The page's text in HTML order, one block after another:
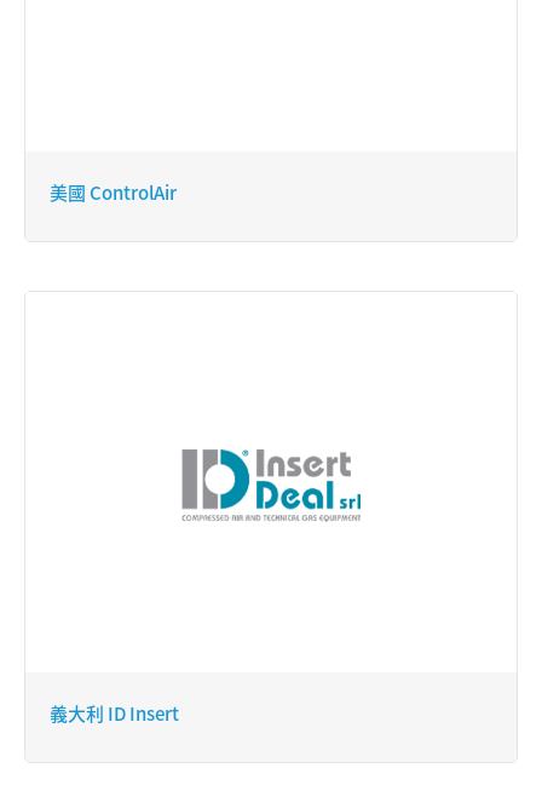
美國 ControlAir
義大利 ID Insert